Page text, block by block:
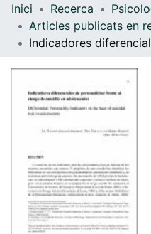
Inici Recerca